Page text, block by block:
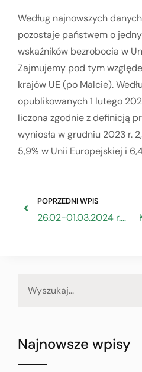
Według najnowszych
pozostaje państwem o
wskaźników bezrobocia w
Zajmujemy pod tym
krajów UE (po Malcie).
opublikowanych 1 lutego
liczona zgodnie z definicją
wyniosła w grudniu 2023 r.
5,9% w Unii Europejskiej i
POPRZEDNI WPIS
26.02-01.03.2024 r. – Legalizacja świadectw i dyplomów dokonywana wyłącznie w drodze korespondencyjnej
Najnowsze wpisy